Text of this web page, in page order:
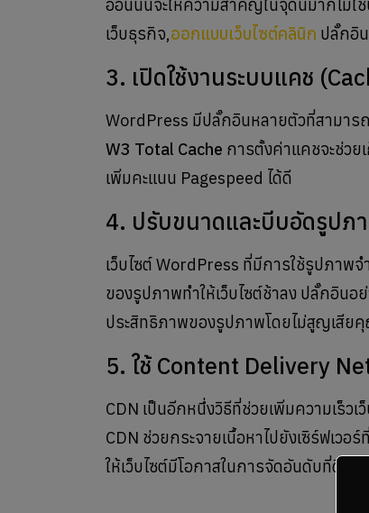
ออนนั้นจะให้ความสำคัญในจุดนี้มากไม่ใช้
เว็บธุรกิจ,ออกแบบเว็บไซต์คลินิก ปลั๊กอิ
3. เปิดใช้งานระบบแคช
WordPress มีปลั๊กอินหลายตัวที่สามาร
W3 Total Cache การตั้งค่าแคชจะช่วย
เพิ่มคะแนน Pagespeed ได้ดี
4. ปรับขนาดและบีบอัดรูปภ
เว็บไซต์ WordPress ที่มีการใช้รูปภาพ
ของรูปภาพทำให้เว็บไซต์ช้าลง ปลั๊กอินอ
ประสิทธิภาพของรูปภาพโดยไม่สูญเสีย
5. ใช้ Content Delivery
CDN เป็นอีกหนึ่งวิธีที่ช่วยเพิ่มความเร็ว
CDN ช่วยกระจายเนื้อหาไปยังเซิร์ฟเว
ให้เว็บไซต์มีโอกาสในการจัดอันดับที่ดีขึ้นใ